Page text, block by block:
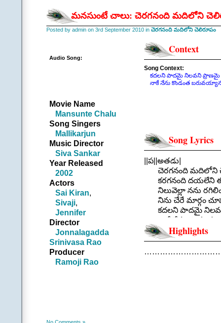
మనసుంటే చాలు: చెరగనంది మదిలోని
Posted by admin on 3rd September 2010 in చెరగనంది మదిలోని చెలిరూపం
Audio Song:
Movie Name
Mansunte Chalu
Song Singers
Mallikarjun
Music Director
Siva Sankar
Year Released
2002
Actors
Sai Kiran,
Sivaji,
Jennifer
Director
Jonnalagadda
Srinivasa Rao
Producer
Ramoji Rao
Context
Song Context:
కదలని పాదమై నిలవని ప్రాణమై
నాకే నేను కొండంత
Song Lyrics
||ప||అతడు|
చెరగనంది మదిలోని
కరగనంది దయలేని
నిలువెల్లా నను
నిను చేరే మార్గం
కదలని పాదమై
నాకే నేను కొండంత
||
.
Highlights